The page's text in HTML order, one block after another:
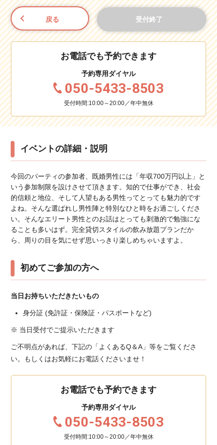
戻る 受付終了
お電話でも予約できます
予約専用ダイヤル
050-5433-8503
受付時間:10:00～20:00／年中無休
イベントの詳細・説明
今回のパーティの参加者、既婚男性には「年収700万円以上」と
いう参加制限を設けさせて頂きます。知的で仕事ができ、社会
的信頼と地位、そして人望もある男性ってとっても魅力的です
よね。そんな選ばれし男性陣と特別なひと時をお過ごしくださ
い。そんなエリート男性とのお話はとっても刺激的で勉強にな
ることも多いはず。完全貸切スタイルの飲み放題プランだか
ら、周りの目を気にせず思いっきり楽しめちゃいますよ。
初めてご参加の方へ
当日お持ちいただきたいもの
身分証 (免許証・保険証・パスポートなど)
※ 当日受付でご提示いただきます
ご不明点があれば、下記の「よくあるQ＆A」等をご覧くださ
い。もしくはお気軽にお電話くださいませ！
お電話でも予約できます
予約専用ダイヤル
050-5433-8503
受付時間:10:00～20:00／年中無休